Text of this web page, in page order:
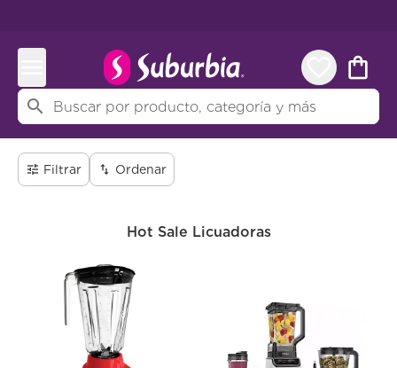
shopping_bag
search
tune Filtrar swap_vert Ordenar
Hot Sale Licuadoras